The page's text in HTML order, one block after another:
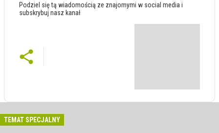
Podziel się tą wiadomością ze znajomymi w social media i
subskrybuj nasz kanał
TEMAT SPECJALNY